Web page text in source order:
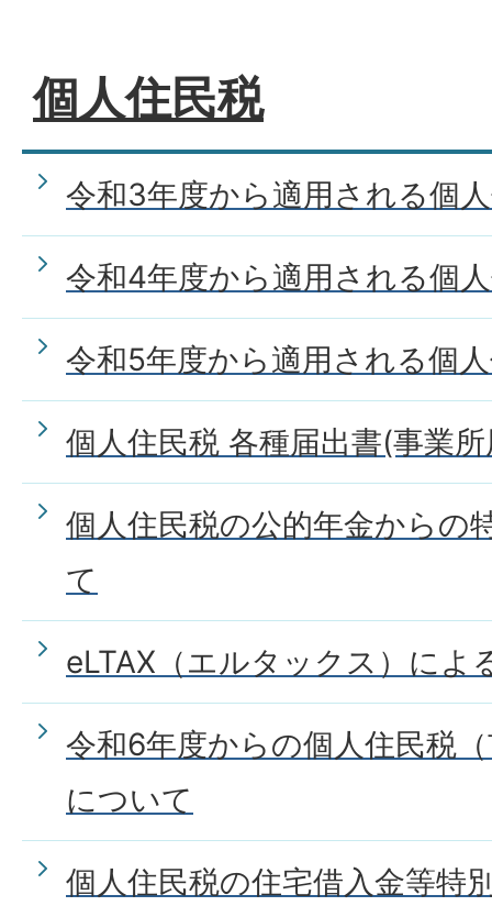
個人住民税
令和3年度から適用される個
令和4年度から適用される個
令和5年度から適用される個
個人住民税 各種届出書(事業
個人住民税の公的年金からの
て
eLTAX（エルタックス）によ
令和6年度からの個人住民税
について
個人住民税の住宅借入金等特